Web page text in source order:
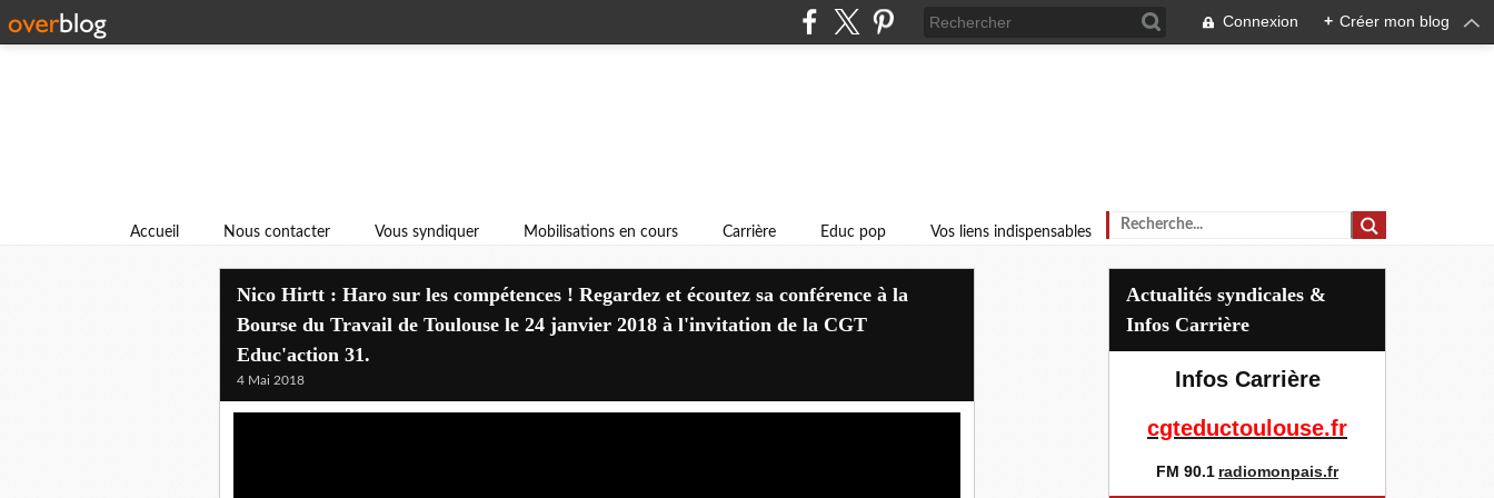
Connexion + Créer mon blog
Accueil Nous contacter Vous syndiquer Mobilisations en cours Carrière Educ pop Vos liens indispensables
Nico Hirtt : Haro sur les compétences ! Regardez et écoutez sa conférence à la
Bourse du Travail de Toulouse le 24 janvier 2018 à l'invitation de la CGT
Educ'action 31.
4 Mai 2018
Actualités syndicales &
Infos Carrière
Infos Carrière
cgteductoulouse.fr
FM 90.1 radiomonpais.fr